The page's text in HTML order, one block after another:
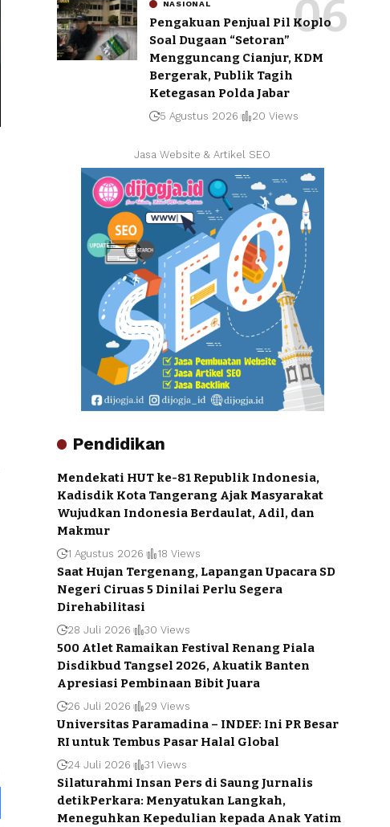
NASIONAL
Pengakuan Penjual Pil Koplo
Soal Dugaan “Setoran”
Mengguncang Cianjur, KDM
Bergerak, Publik Tagih
Ketegasan Polda Jabar
5 Agustus 2026 20 Views
Jasa Website & Artikel SEO
Pendidikan
Mendekati HUT ke-81 Republik Indonesia,
Kadisdik Kota Tangerang Ajak Masyarakat
Wujudkan Indonesia Berdaulat, Adil, dan
Makmur
1 Agustus 2026 18 Views
Saat Hujan Tergenang, Lapangan Upacara SD
Negeri Ciruas 5 Dinilai Perlu Segera
Direhabilitasi
28 Juli 2026 30 Views
500 Atlet Ramaikan Festival Renang Piala
Disdikbud Tangsel 2026, Akuatik Banten
Apresiasi Pembinaan Bibit Juara
26 Juli 2026 29 Views
Universitas Paramadina – INDEF: Ini PR Besar
RI untuk Tembus Pasar Halal Global
24 Juli 2026 31 Views
Silaturahmi Insan Pers di Saung Jurnalis
detikPerkara: Menyatukan Langkah,
Meneguhkan Kepedulian kepada Anak Yatim